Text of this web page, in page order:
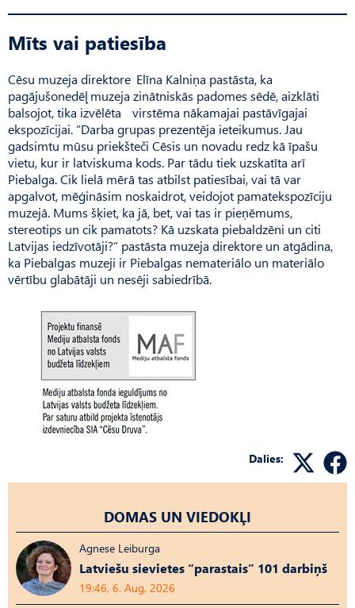
Mīts vai patiesība
Cēsu muzeja direktore Elīna Kalniņa pastāsta, ka
pagājušonedēļ muzeja zinātniskās padomes sēdē, aizklāti
balsojot, tika izvēlēta virstēma nākamajai pastāvīgajai
ekspozīcijai. “Darba grupas prezentēja ieteikumus. Jau
gadsimtu mūsu priekšteči Cēsis un novadu redz kā īpašu
vietu, kur ir latviskuma kods. Par tādu tiek uzskatīta arī
Piebalga. Cik lielā mērā tas atbilst patiesībai, vai tā var
apgalvot, mēģināsim noskaidrot, veidojot pamatekspozīciju
muzejā. Mums šķiet, ka jā, bet, vai tas ir pieņēmums,
stereotips un cik pamatots? Kā uzskata piebaldzēni un citi
Latvijas iedzīvotāji?” pastāsta muzeja direktore un atgādina,
ka Piebalgas muzeji ir Piebalgas nemateriālo un materiālo
vērtību glabātāji un nesēji sabiedrībā.
Dalies:
DOMAS UN VIEDOKĻI
Agnese Leiburga
Latviešu sievietes “parastais” 101 darbiņš
19:46, 6. Aug, 2026